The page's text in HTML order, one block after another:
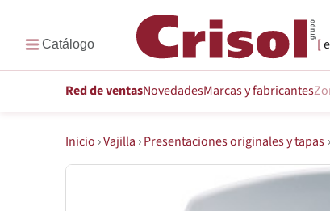
Red de ventasNovedadesMarcasy fabricantes
Inicio ›Vajilla ›Presentaciones originales y tapas ›